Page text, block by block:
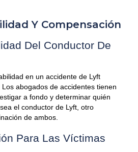
Y Compensación
Del Conductor De
en un accidente de Lyft
abogados de accidentes tienen
a fondo y determinar quién
el conductor de Lyft, otro
de ambos.
Para Las Víctimas